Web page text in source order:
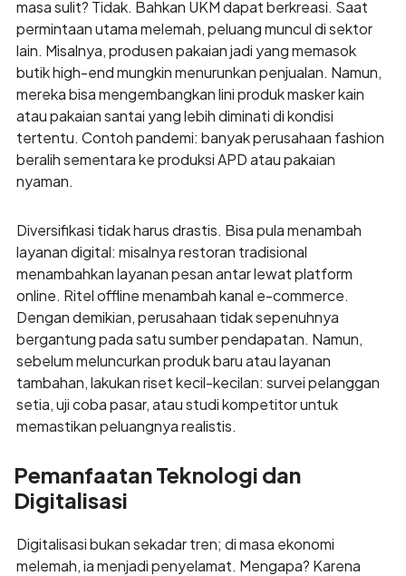
masa sulit? Tidak. Bahkan UKM dapat berkreasi. Saat
permintaan utama melemah, peluang muncul di sektor
lain. Misalnya, produsen pakaian jadi yang memasok
butik high-end mungkin menurunkan penjualan. Namun,
mereka bisa mengembangkan lini produk masker kain
atau pakaian santai yang lebih diminati di kondisi
tertentu. Contoh pandemi: banyak perusahaan fashion
beralih sementara ke produksi APD atau pakaian
nyaman.
Diversifikasi tidak harus drastis. Bisa pula menambah
layanan digital: misalnya restoran tradisional
menambahkan layanan pesan antar lewat platform
online. Ritel offline menambah kanal e-commerce.
Dengan demikian, perusahaan tidak sepenuhnya
bergantung pada satu sumber pendapatan. Namun,
sebelum meluncurkan produk baru atau layanan
tambahan, lakukan riset kecil-kecilan: survei pelanggan
setia, uji coba pasar, atau studi kompetitor untuk
memastikan peluangnya realistis.
Pemanfaatan Teknologi dan
Digitalisasi
Digitalisasi bukan sekadar tren; di masa ekonomi
melemah, ia menjadi penyelamat. Mengapa? Karena